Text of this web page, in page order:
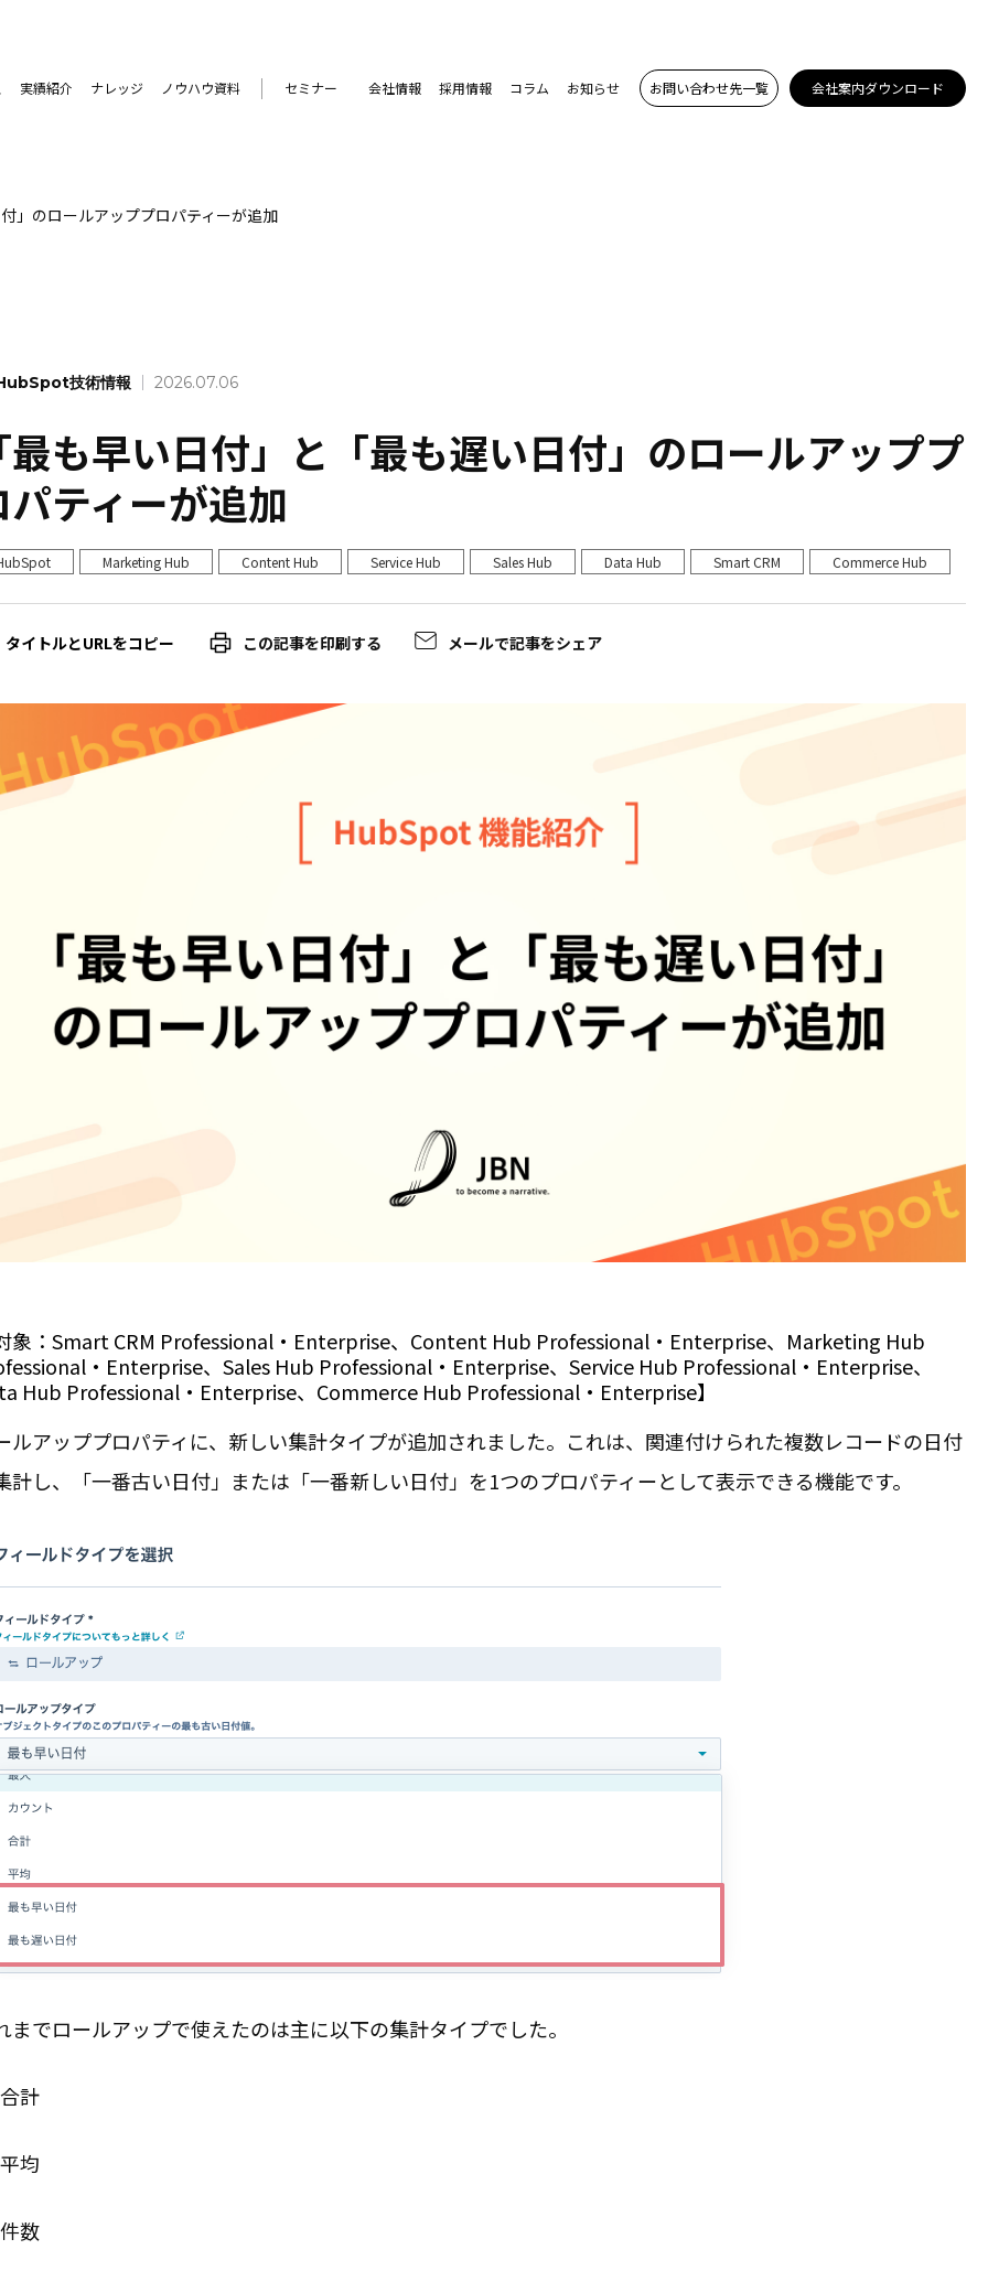
実績紹介 ナレッジ ノウハウ資料 セミナー 会社情報 採用情報 コラム お知らせ お問い合わせ先一覧 会社案内ダウンロード
」のロールアッププロパティーが追加
技術情報 2026.07.06
最も早い日付」と「最も遅い日付」のロールアッププ
パティーが追加
Marketing Hub Content Hub Service Hub Sales Hub Data Hub Smart CRM Commerce Hub
この記事を印刷する メールで記事をシェア
象：Smart CRM Professional・Enterprise、Content Hub Professional・Enterprise、Marketing Hub
・Enterprise、Sales Hub Professional・Enterprise、Service Hub Professional・Enterprise、
Hub Professional・Enterprise、 Commerce Hub Professional・Enterprise】
ルアッププロパティに、新しい集計タイプが追加されました。 これは、関連付けられた複数レコードの日付
計し、「一番古い日付」または「一番新しい日付」を1つのプロパティーとして表示できる機能です。
までロールアップで使えたのは主に以下の集計タイプでした。
合計
平均
件数